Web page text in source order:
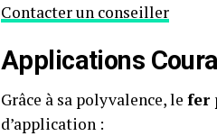
Contacter un conseiller
Applications
Grâce à sa polyvalence, le fer
d’application :